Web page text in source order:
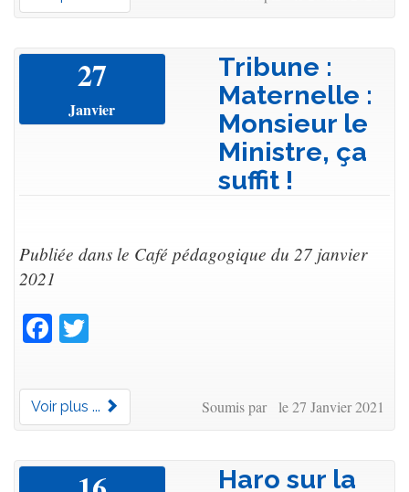
27
Janvier
Tribune :
Maternelle :
Monsieur le
Ministre, ça
suffit !
Publiée dans le Café pédagogique du 27 janvier
2021
Facebook
Voir plus ... Soumis par le 27 Janvier 2021
Haro sur la